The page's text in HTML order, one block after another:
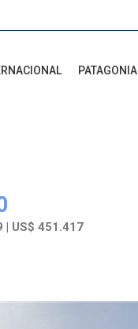
PATAGONIA
| US$ 451.417